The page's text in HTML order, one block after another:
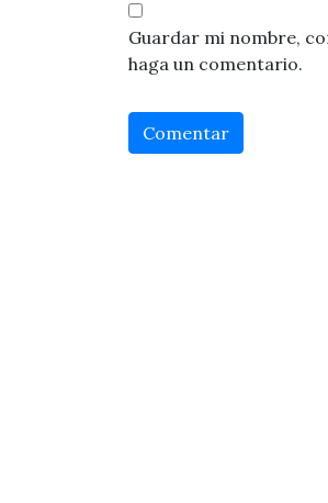
Guardar mi nombre,
haga un comentario.